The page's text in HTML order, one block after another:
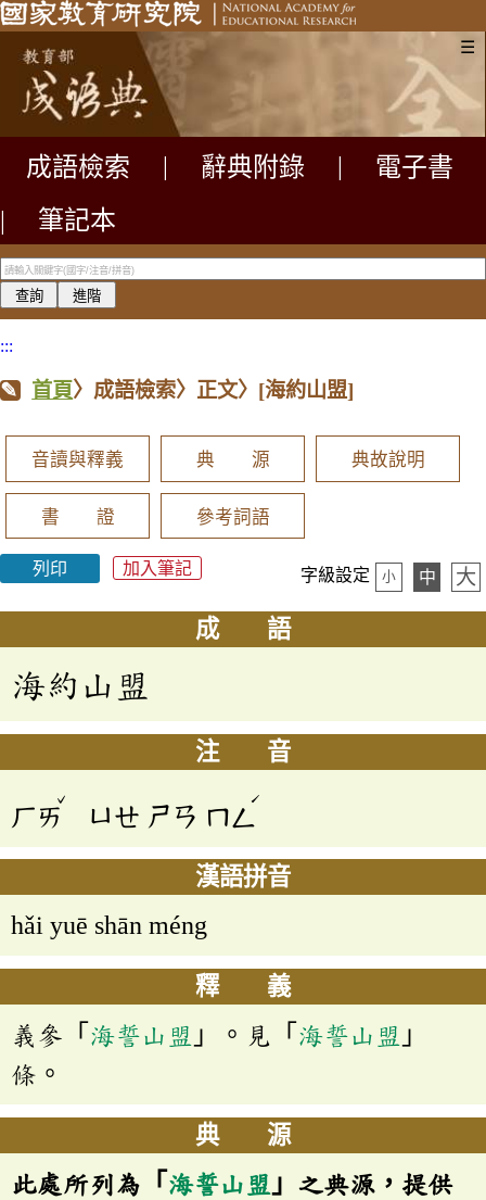
☰
成語檢索 辭典附錄
電子書
|
筆記本
:::
首頁〉成語檢索〉正文〉 [海約山盟]
音讀與釋義 典 源 典故說明
書 證 參考詞語
列印 加入筆記 字級設定 小 中 大
成 語
海約山盟
注 音
ㄏㄞ
ˇ
ㄩㄝ ㄕㄢ ㄇㄥ
ˊ
漢語拼音
hǎi yuē shān méng
釋 義
義參「 海誓山盟 」。見「 海誓山盟 」
條。
典 源
此處所列為「 海誓山盟 」之典源，提供